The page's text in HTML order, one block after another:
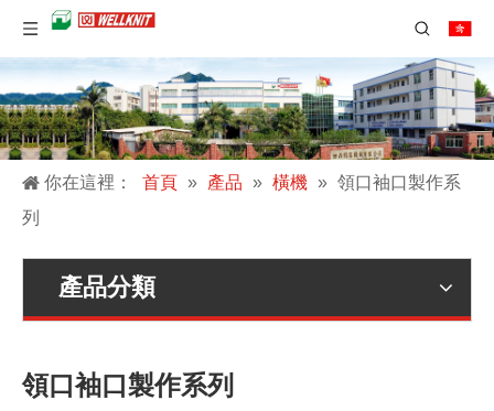
你在這裡： 首頁 » 產品 » 橫機 » 領口袖口製作系
列
產品分類
領口袖口製作系列